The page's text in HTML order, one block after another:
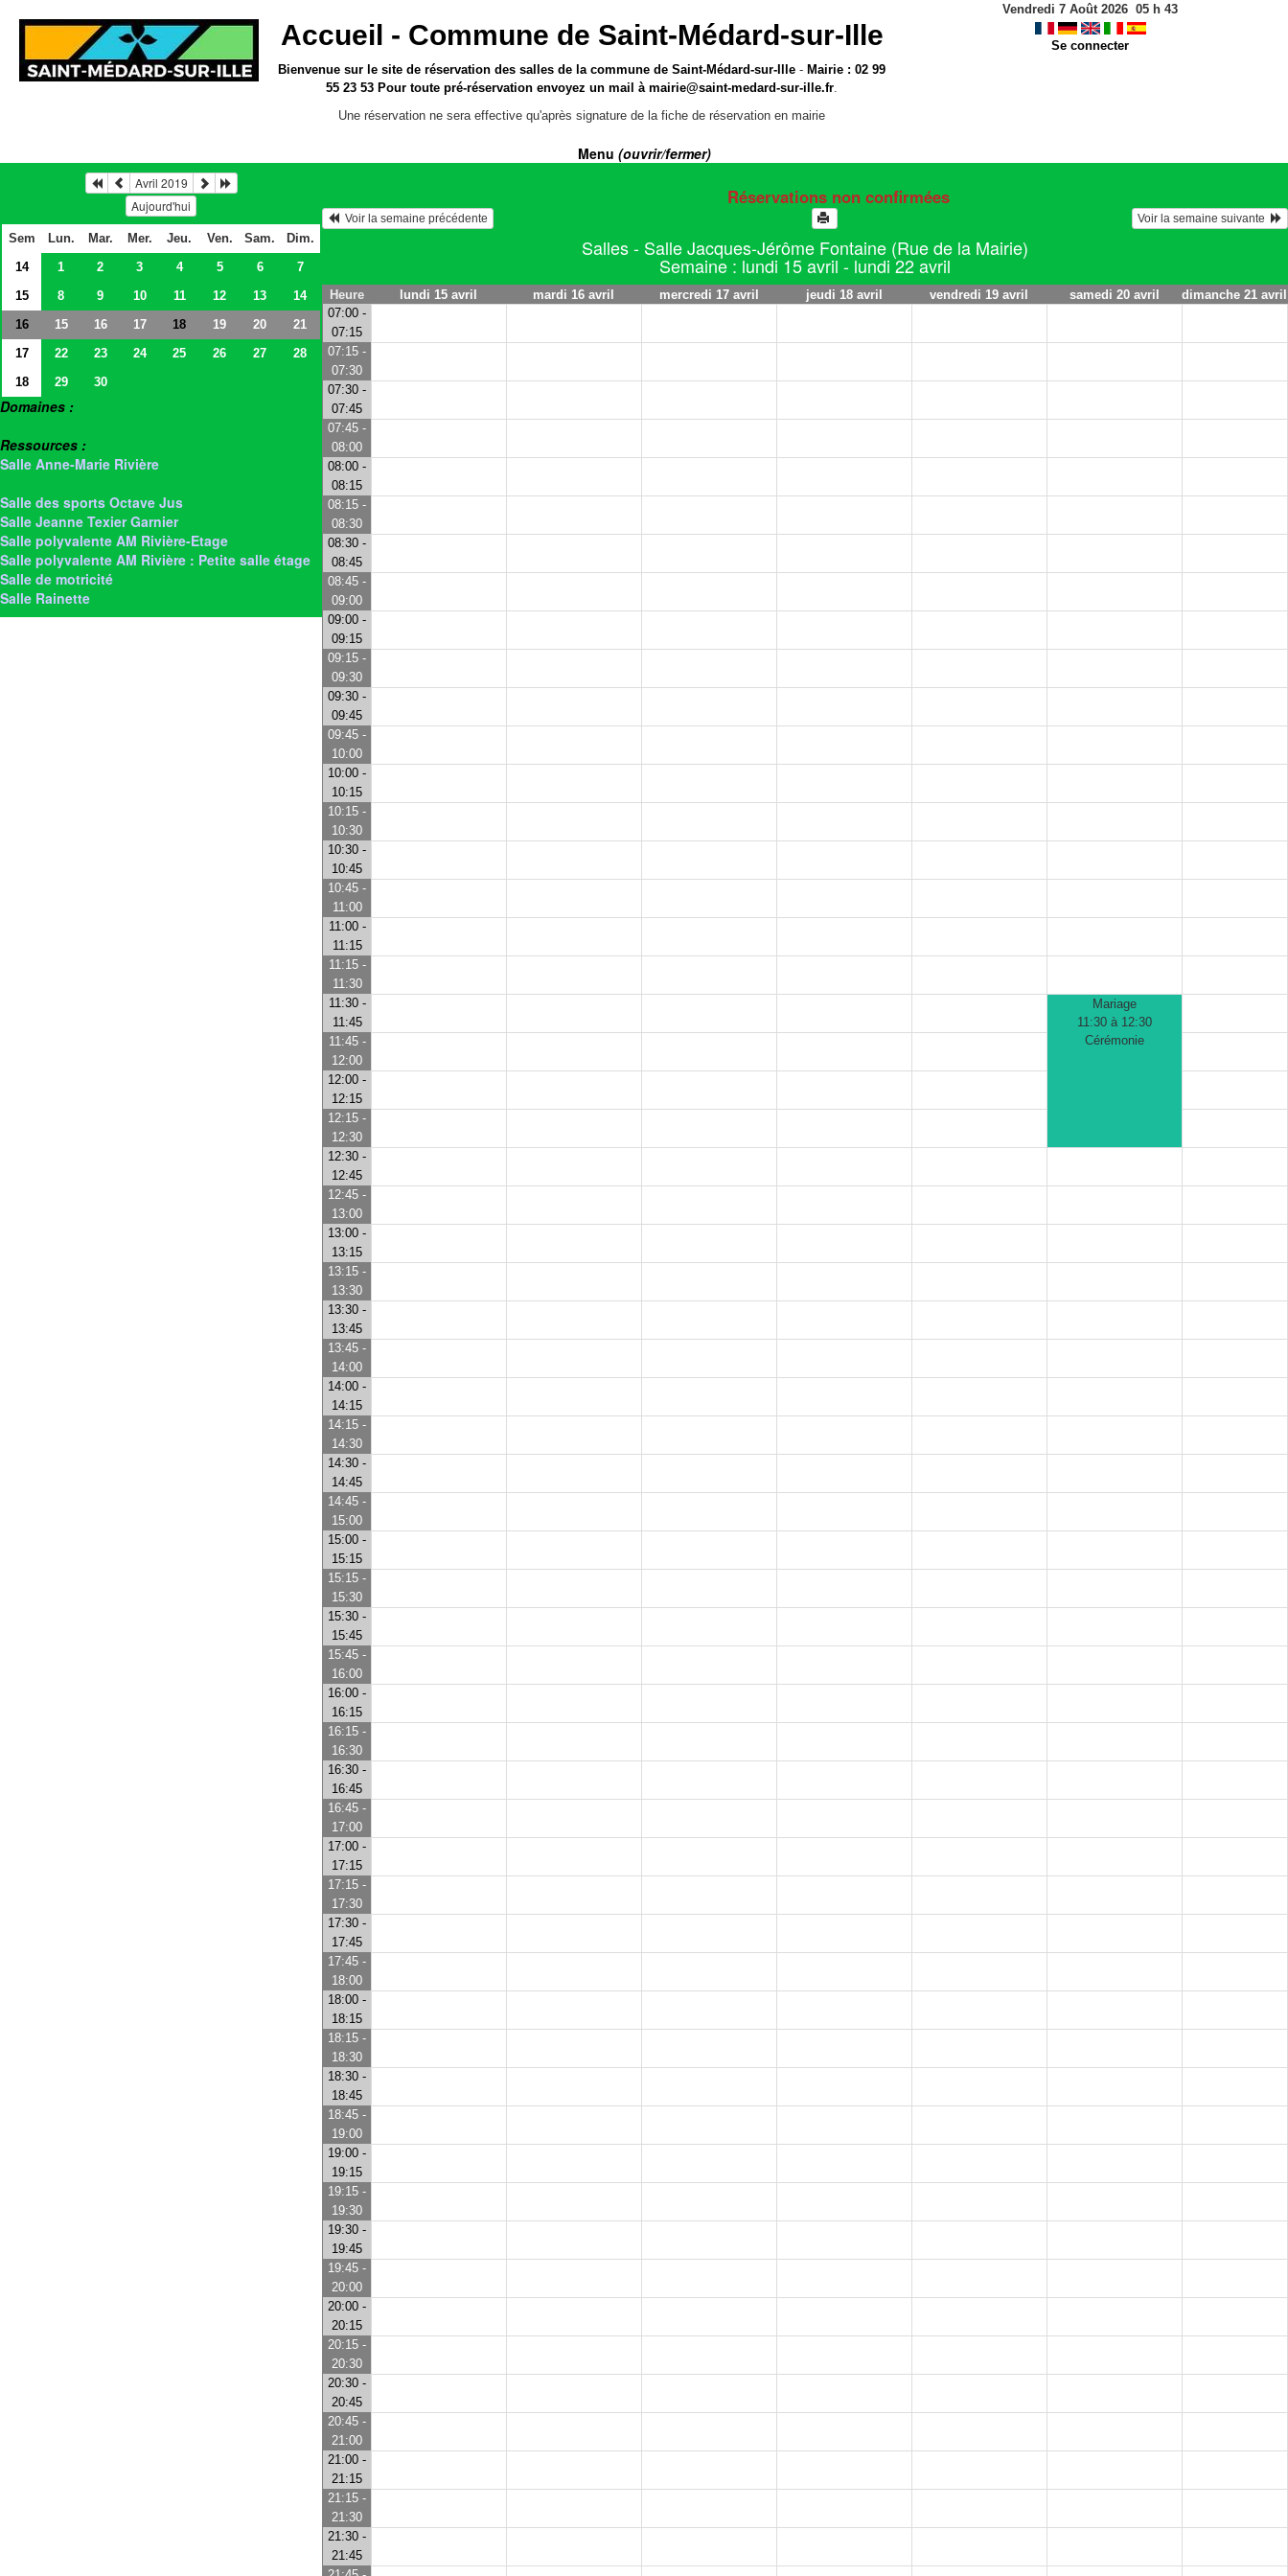
Accueil - Commune de Saint-Médard-sur-Ille
Bienvenue sur le sitede réservation des salles de la commune de Saint-Médard-sur-Ille - Mairie : 02 99
55 23 53 Pour toute pré-réservation envoyez un mail àmairie@saint-medard-sur-ille.fr.
Une réservation ne sera effective qu'après signature de la fiche de réservation en mairie
Vendredi 7 Août 2026 05 h 43
Se connecter
Menu (ouvrir/fermer)
Avril 2019
Aujourd'hui
Sem Lun. Mar. Mer. Jeu. Ven. Sam.
Dim.
14
1 2 3 4 5 6
7
15
8 9 10 11 12 13
14
16
15 16 17 18 19 20
21
17
22 23 24 25 26 27
28
18
29 30
Domaines :
Ressources :
Salle Anne-Marie Rivière
Salle des sports Octave Jus
Salle Jeanne Texier Garnier
Salle polyvalente AM Rivière-Etage
Salle polyvalente AM Rivière : Petite salle étage
Salle de motricité
Salle Rainette
Réservations non confirmées
  Voir la semaine précédente
Voir la semaine suivante
Salles - Salle Jacques-Jérôme Fontaine (Rue de la Mairie)
Semaine : lundi 15 avril - lundi 22 avril
Heure lundi 15 avril mardi 16 avril mercredi 17 avril jeudi 18 avril vendredi 19 avril samedi 20 avril
dimanche 21 avril
07:00 -
07:15
07:15 -
07:30
07:30 -
07:45
07:45 -
08:00
08:00 -
08:15
08:15 -
08:30
08:30 -
08:45
08:45 -
09:00
09:00 -
09:15
09:15 -
09:30
09:30 -
09:45
09:45 -
10:00
10:00 -
10:15
10:15 -
10:30
10:30 -
10:45
10:45 -
11:00
11:00 -
11:15
11:15 -
11:30
11:30 -
11:45
Mariage
11:30 à 12:30
Cérémonie
11:45 -
12:00
12:00 -
12:15
12:15 -
12:30
12:30 -
12:45
12:45 -
13:00
13:00 -
13:15
13:15 -
13:30
13:30 -
13:45
13:45 -
14:00
14:00 -
14:15
14:15 -
14:30
14:30 -
14:45
14:45 -
15:00
15:00 -
15:15
15:15 -
15:30
15:30 -
15:45
15:45 -
16:00
16:00 -
16:15
16:15 -
16:30
16:30 -
16:45
16:45 -
17:00
17:00 -
17:15
17:15 -
17:30
17:30 -
17:45
17:45 -
18:00
18:00 -
18:15
18:15 -
18:30
18:30 -
18:45
18:45 -
19:00
19:00 -
19:15
19:15 -
19:30
19:30 -
19:45
19:45 -
20:00
20:00 -
20:15
20:15 -
20:30
20:30 -
20:45
20:45 -
21:00
21:00 -
21:15
21:15 -
21:30
21:30 -
21:45